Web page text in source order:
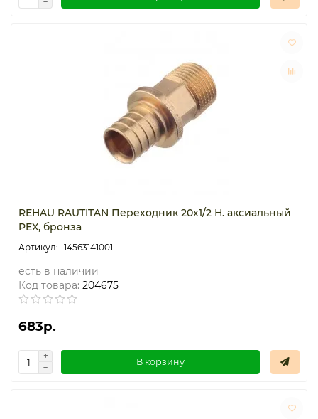
REHAU RAUTITAN Переходник 20x1/2 Н. аксиальный
PEX, бронза
14563141001
есть в наличии
Код товара: 204675
683р.
В корзину